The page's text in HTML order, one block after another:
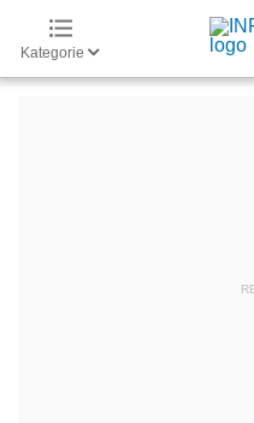
Kategorie